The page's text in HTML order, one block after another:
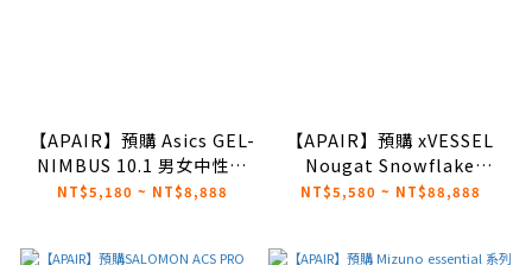
【APAIR】預購 Asics GEL-
NIMBUS 10.1 男女中性款
運動休閒鞋 1203A543-101
NT$5,180 ~ NT$8,888
【APAIR】預購 xVESSEL
Nougat Snowflake
white/Yin-Yang/black
NT$5,580 ~ NT$88,888